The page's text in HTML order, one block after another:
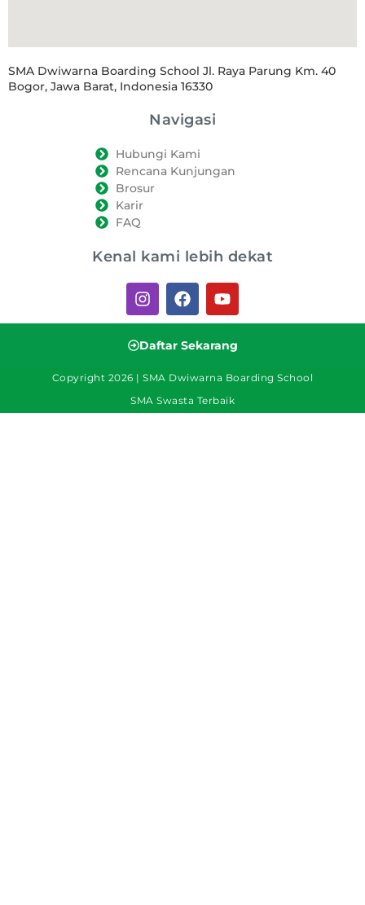
SMA Dwiwarna Boarding School Jl. Raya Parung Km. 40
Bogor, Jawa Barat, Indonesia 16330
Navigasi
Hubungi Kami
Rencana Kunjungan
Brosur
Karir
FAQ
Kenal kami lebih dekat
Daftar Sekarang
Copyright 2026 | SMA Dwiwarna Boarding School
SMA Swasta Terbaik